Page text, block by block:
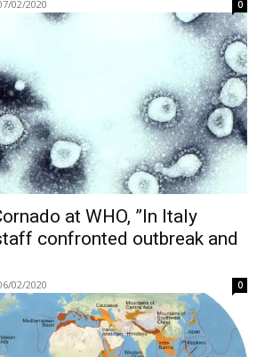
02/2020 0
at WHO, ”In Italy
confronted outbreak and
02/2020 0